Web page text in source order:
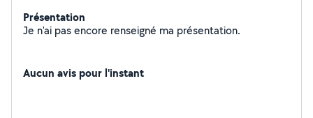
Présentation
Je n'ai pas encore renseigné ma présentation.
Aucun avis pour l'instant